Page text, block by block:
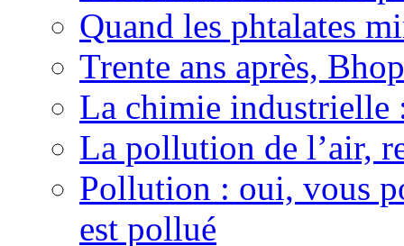
Quand les phtalates
Trente ans après,
La chimie industrielle
La pollution de l’air,
Pollution : oui, vous
est pollué